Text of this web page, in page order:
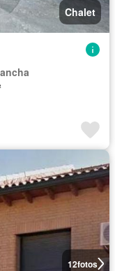
Chalet
12fotos